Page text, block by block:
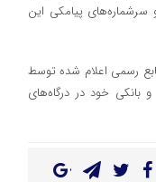
پیامکی این
رسمی اعلام شده توسط
بانکی خود در درگاه‌های